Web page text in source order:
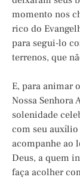
momento nos
rico do
para segui-lo
terrenos, que
E, para animar
Nossa Senhora
solenidade
com seu
acompanhe ao
Deus, a quem
faça acolher